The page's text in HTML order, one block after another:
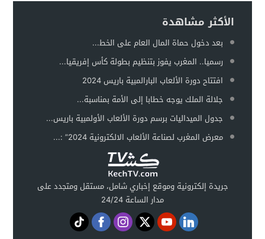
الأكثر مشاهدة
بعد دخول حماة المال العام على الخط...
رسميا.. المغرب يفوز بتنظيم بطولة كأس إفريقيا...
افتتاح دورة الألعاب البارالمبية باريس 2024
جلالة الملك يوجه خطابا إلى الأمة بمناسبة...
جدول الميداليات برسم دورة الألعاب الأولمبية باريس...
معرض المغرب لصناعة الألعاب الالكترونية 2024” :...
جريدة إلكترونية وموقع إخباري شامل، مستقل ومتجدد على
مدار الساعة 24/24